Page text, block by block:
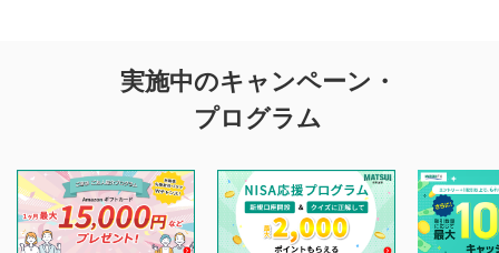
投稿に関する注意
を目的として、各動画コンテンツに、評価およびコメントの
投稿ができます。利用者は以下の注意事項をご理解のうえ、
閲覧および投稿を行うものとしてください。
他の利用者が動画を視聴される際の参考になるコメントをお
実施中のキャンペーン・
プログラム